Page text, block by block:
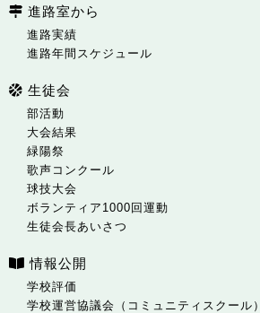
進路室から
進路実績
進路年間スケジュール
生徒会
部活動
大会結果
緑陽祭
歌声コンクール
球技大会
ボランティア1000回運動
生徒会長あいさつ
情報公開
学校評価
学校運営協議会（コミュニティスクール）